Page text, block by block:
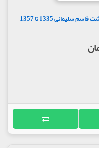
1335 تا 1357